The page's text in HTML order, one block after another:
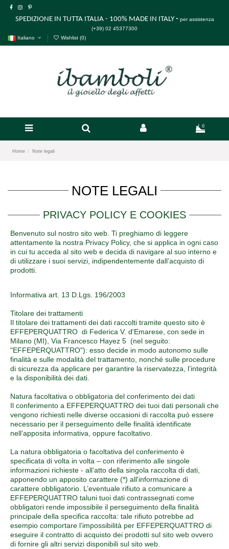
SPEDIZIONE IN TUTTA ITALIA - 100% MADE IN ITALY - per assistenza
(+39) 02 45377300
Italiano
Wishlist (0)
0
Home Note legali
NOTE LEGALI
PRIVACY POLICY E COOKIES
Benvenuto sul nostro sito web. Ti preghiamo di leggere
attentamente la nostra Privacy Policy, che si applica in ogni caso
in cui tu acceda al sito web e decida di navigare al suo interno e
di utilizzare i suoi servizi, indipendentemente dall’acquisto di
prodotti.
Informativa art. 13 D.Lgs. 196/2003
Titolare dei trattamenti
Il titolare dei trattamenti dei dati raccolti tramite questo sito è
EFFEPERQUATTRO di Federica V. d'Emarese, con sede in
Milano (MI), Via Francesco Hayez 5 (nel seguito:
"EFFEPERQUATTRO"): esso decide in modo autonomo sulle
finalità e sulle modalità del trattamento, nonché sulle procedure
di sicurezza da applicare per garantire la riservatezza, l’integrità
e la disponibilità dei dati.
Natura facoltativa o obbligatoria del conferimento dei dati
Il conferimento a EFFEPERQUATTRO dei tuoi dati personali che
vengono richiesti nelle diverse occasioni di raccolta può essere
necessario per il perseguimento delle finalità identificate
nell’apposita informativa, oppure facoltativo.
La natura obbligatoria o facoltativa del conferimento è
specificata di volta in volta – con riferimento alle singole
informazioni richieste - all’atto della singola raccolta di dati,
apponendo un apposito carattere (*) all'informazione di
carattere obbligatorio. L’eventuale rifiuto a comunicare a
EFFEPERQUATTRO taluni tuoi dati contrassegnati come
obbligatori rende impossibile il perseguimento della finalità
principale della specifica raccolta: tale rifiuto potrebbe ad
esempio comportare l’impossibilità per EFFEPERQUATTRO di
eseguire il contratto di acquisto dei prodotti sul sito web ovvero
di fornire gli altri servizi disponibili sul sito web.